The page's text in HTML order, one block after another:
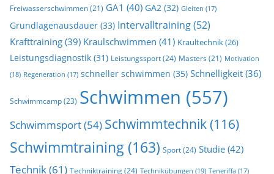
Freiwasserschwimmen (21) GA1 (40) GA2 (32) Gleiten (17)
Grundlagenausdauer (33) Intervalltraining(52)
Krafttraining (39) Kraulschwimmen (41) Kraultechnik(26)
Leistungsdiagnostik (31) Leistungssport(24) Masters (21) Motivation
(18) Regeneration (17) schneller schwimmen (35) Schnelligkeit (36)
Schwimmcamp(23) Schwimmen (557)
Schwimmsport(54) Schwimmtechnik(116)
Schwimmtraining (163) Sport(24) Studie (42)
Technik(61) Techniktraining(24) Technikübungen (19) Teneriffa (17)